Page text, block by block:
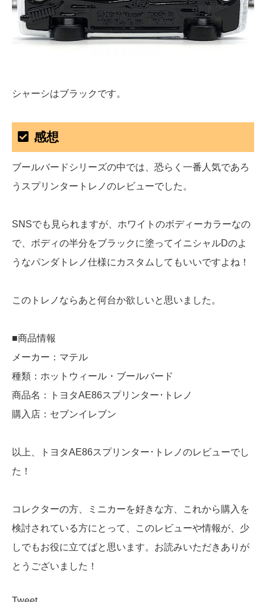
シャーシはブラックです。
感想
ブールバードシリーズの中では、恐らく一番人気であろ
うスプリンタートレノのレビューでした。
SNSでも見られますが、ホワイトのボディーカラーなの
で、ボディの半分をブラックに塗ってイニシャルDのよ
うなパンダトレノ仕様にカスタムしてもいいですよね！
このトレノならあと何台か欲しいと思いました。
■商品情報
メーカー：マテル
種類：ホットウィール・ブールバード
商品名：トヨタAE86スプリンター･トレノ
購入店：セブンイレブン
以上、トヨタAE86スプリンター･トレノのレビューでし
た！
コレクターの方、ミニカーを好きな方、これから購入を
検討されている方にとって、このレビューや情報が、少
しでもお役に立てばと思います。お読みいただきありが
とうございました！